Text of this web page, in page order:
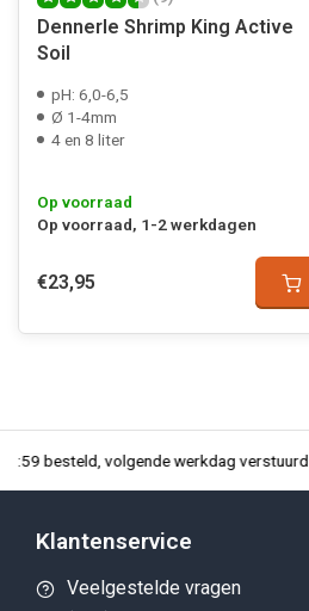
Dennerle Shrimp King Active
Soil
pH: 6,0-6,5
Ø 1-4mm
4 en 8 liter
Op voorraad
Op voorraad, 1-2 werkdagen
€23,95
besteld, volgende werkdag verstuurd
Klantenservice
Veelgestelde vragen